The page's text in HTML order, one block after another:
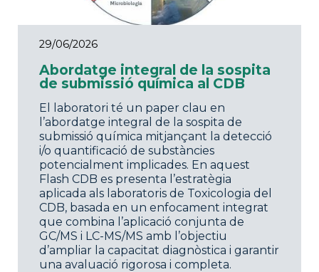
29/06/2026
Abordatge integral de la sospita
de submissió química al CDB
El laboratori té un paper clau en
l’abordatge integral de la sospita de
submissió química mitjançant la detecció
i/o quantificació de substàncies
potencialment implicades. En aquest
Flash CDB es presenta l’estratègia
aplicada als laboratoris de Toxicologia del
CDB, basada en un enfocament integrat
que combina l’aplicació conjunta de
GC/MS i LC-MS/MS amb l’objectiu
d’ampliar la capacitat diagnòstica i garantir
una avaluació rigorosa i completa.